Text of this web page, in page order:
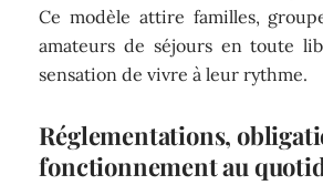
Ce modèle attire familles,
amateurs de séjours en toute
sensation de vivre à leur rythme.
Réglementations,
fonctionnement au